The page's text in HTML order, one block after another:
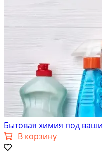
Бытовая химия под
В корзину